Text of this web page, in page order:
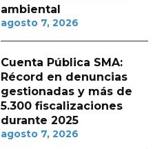
ambiental
agosto 7, 2026
Cuenta Pública SMA:
Récord en denuncias
gestionadas y más de
5.300 fiscalizaciones
durante 2025
agosto 7, 2026